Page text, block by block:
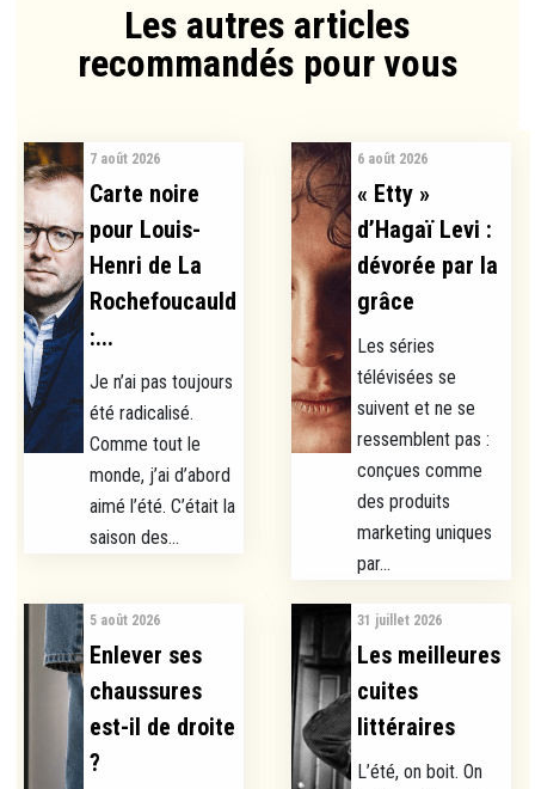
Les autres articles
recommandés pour vous​
7 août 2026
Carte noire
pour Louis-
Henri de La
Rochefoucauld
:...
Je n’ai pas toujours
été radicalisé.
Comme tout le
monde, j’ai d’abord
aimé l’été. C’était la
saison des...
6 août 2026
« Etty »
d’Hagaï Levi :
dévorée par la
grâce
Les séries
télévisées se
suivent et ne se
ressemblent pas :
conçues comme
des produits
marketing uniques
par...
5 août 2026
Enlever ses
chaussures
est-il de droite
?
31 juillet 2026
Les meilleures
cuites
littéraires
L’été, on boit. On